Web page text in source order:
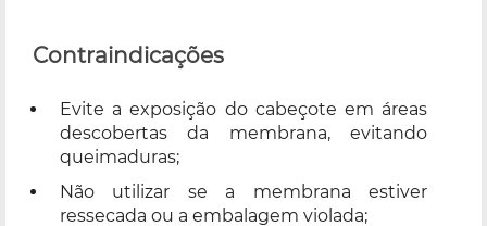
Contraindicações
Evite a exposição do cabeçote em áreas
descobertas da membrana, evitando
queimaduras;
Não utilizar se a membrana estiver
ressecada ou a embalagem violada;